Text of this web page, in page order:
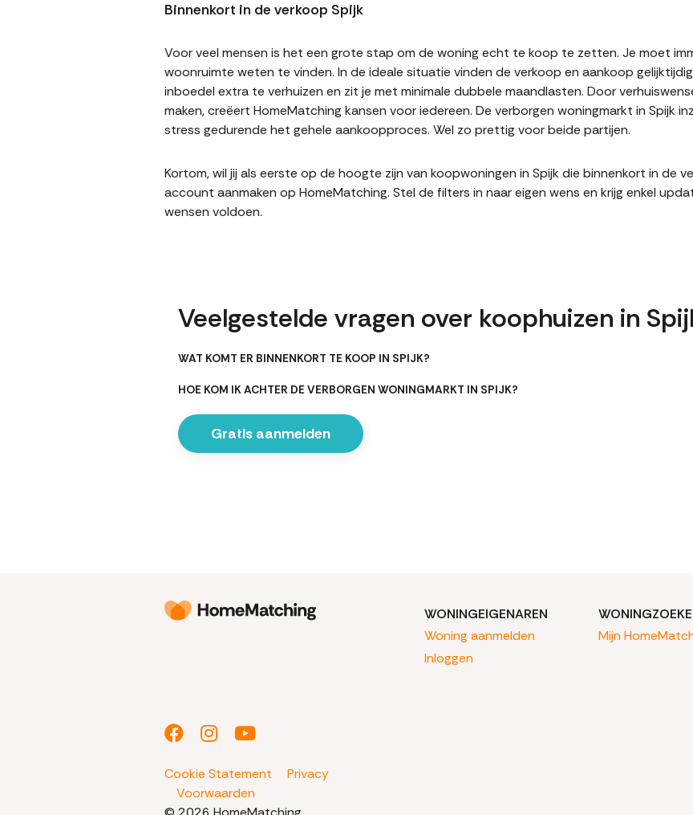
Binnenkort in de verkoop Spijk
Voor veel mensen is het een grote stap om de woning echt te koop te zetten. Je moet
woonruimte weten te vinden. In de ideale situatie vinden de verkoop en aankoop
inboedel extra te verhuizen en zit je met minimale dubbele maandlasten. Door
maken, creëert HomeMatching kansen voor iedereen. De verborgen woningmarkt in Spijk
stress gedurende het gehele aankoopproces. Wel zo prettig voor beide partijen.
Kortom, wil jij als eerste op de hoogte zijn van koopwoningen in Spijk die binnenkort in de
account aanmaken op HomeMatching. Stel de filters in naar eigen wens en krijg enkel
wensen voldoen.
Veelgestelde vragen over koophuizen in
WAT KOMT ER BINNENKORT TE KOOP IN SPIJK?
HOE KOM IK ACHTER DE VERBORGEN WONINGMARKT IN SPIJK?
Gratis aanmelden
Cookie Statement
Privacy
Voorwaarden
WONINGEIGENAREN
Woning aanmelden
Inloggen
Mijn